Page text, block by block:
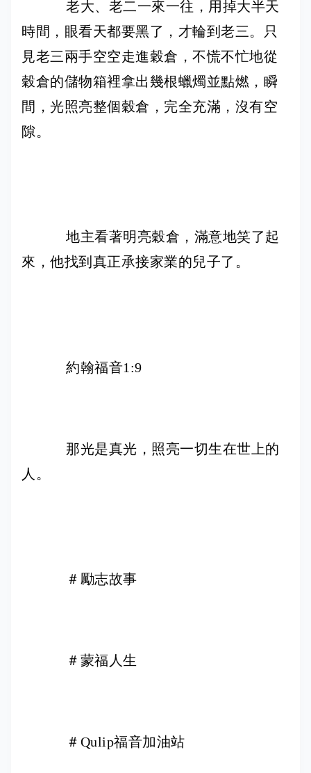
老大、老二一來一往，用掉大半天
時間，眼看天都要黑了，才輪到老三。只
見老三兩手空空走進穀倉，不慌不忙地從
穀倉的儲物箱裡拿出幾根蠟燭並點燃，瞬
間，光照亮整個穀倉，完全充滿，沒有空
隙。
地主看著明亮穀倉，滿意地笑了起
來，他找到真正承接家業的兒子了。
約翰福音1:9
那光是真光，照亮一切生在世上的
人。
＃勵志故事
＃蒙福人生
＃Qulip福音加油站